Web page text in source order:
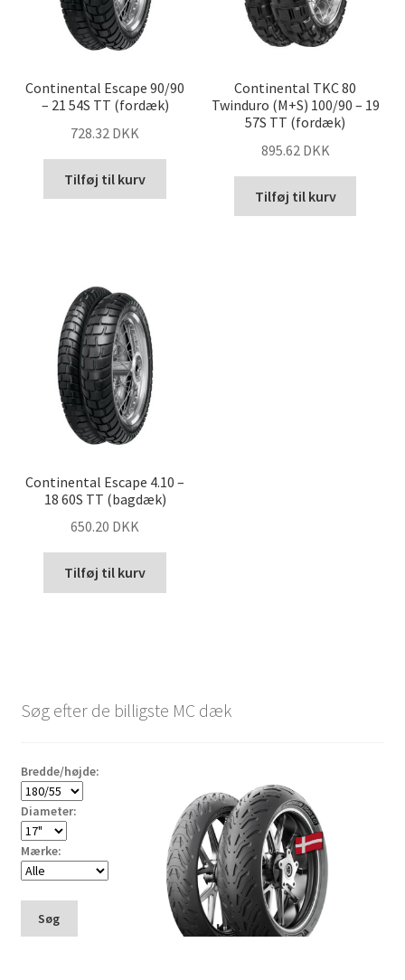
Continental Escape 90/90
– 21 54S TT (fordæk)
728.32 DKK
Tilføj til kurv
Continental TKC 80
Twinduro (M+S) 100/90 – 19
57S TT (fordæk)
895.62 DKK
Tilføj til kurv
Continental Escape 4.10 –
18 60S TT (bagdæk)
650.20 DKK
Tilføj til kurv
Søg efter de billigste MC dæk
Bredde/højde:
Diameter:
Mærke:
Søg